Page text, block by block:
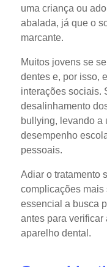
uma criança ou
abalada, já que o
marcante.
Muitos jovens se
dentes e, por isso,
interações sociais.
desalinhamento
bullying, levando a
desempenho
pessoais.
Adiar o tratamento
complicações mais
essencial a busca
antes para verificar
aparelho dental.